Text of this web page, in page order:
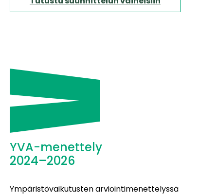
YVA-menettely
2024–2026
Ympäristövaikutusten arviointimenettelyssä